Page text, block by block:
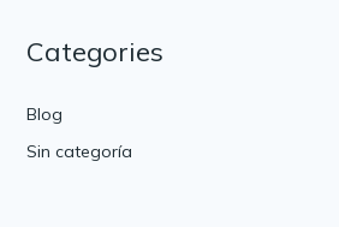
Categories
Blog
Sin categoría